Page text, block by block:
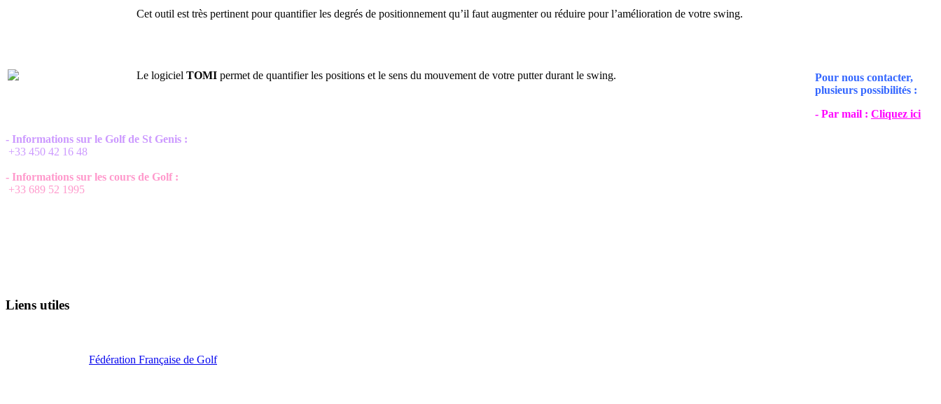
Cet outil est très pertinent pour quantifier les degrés de positionnement qu’il faut augmenter ou réduire pour l’amélioration de votre swing.
Le logiciel TOMI permet de quantifier les positions et le sens du mouvement de votre putter durant le swing.
Pour nous contacter,
plusieurs possibilités :
- Par mail : Cliquez ici
- Informations sur le Golf de St Genis :
+33 450 42 16 48
- Informations sur les cours de Golf :
+33 689 52 1995
Liens utiles
Fédération Française de Golf